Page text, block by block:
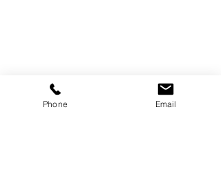
Phone Email